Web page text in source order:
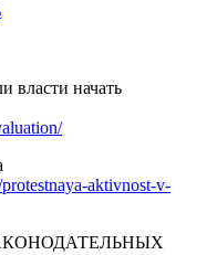
власти начать
aktivnost-v-